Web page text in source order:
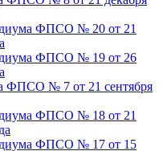
ФПСО № 20 от 21
ФПСО № 19 от 26
ФПСО № 7 от 21 сентября
ФПСО № 18 от 21
ФПСО № 17 от 15